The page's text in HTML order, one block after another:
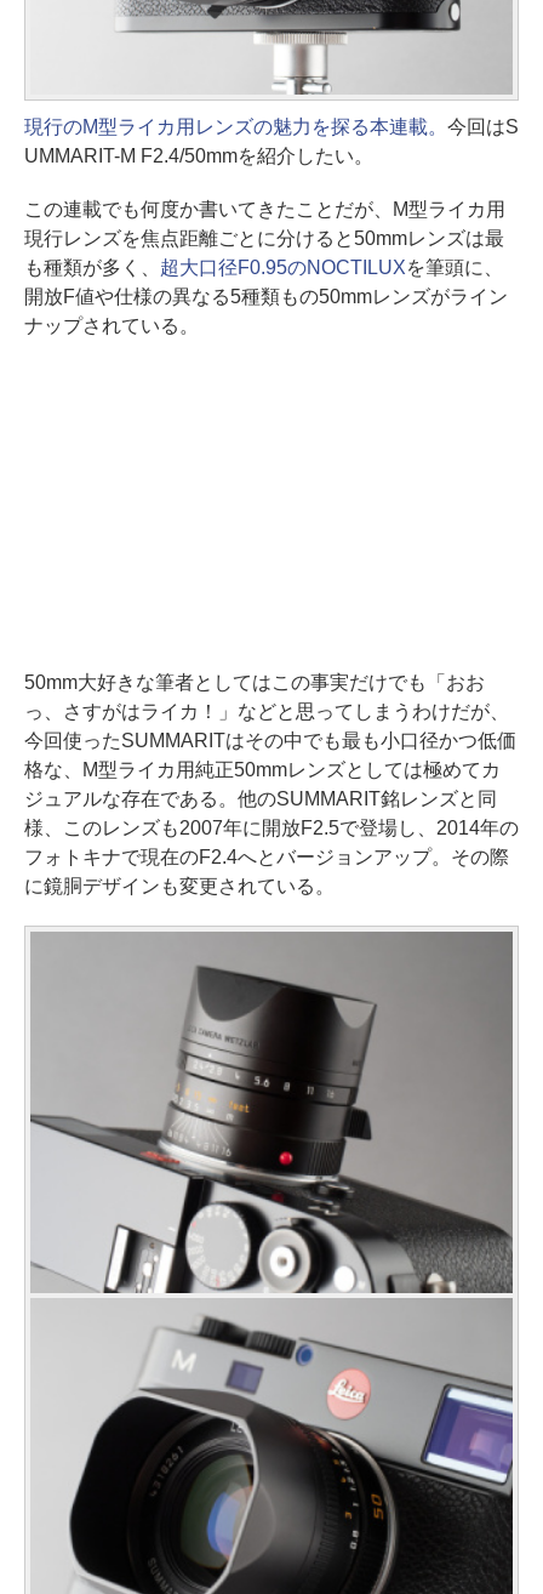
現行のM型ライカ用レンズの魅力を探る本連載。 今回はS
UMMARIT-M F2.4/50mmを紹介したい。
この連載でも何度か書いてきたことだが、M型ライカ用
現行レンズを焦点距離ごとに分けると50mmレンズは最
も種類が多く、 超大口径F0.95のNOCTILUXを筆頭に、
開放F値や仕様の異なる5種類もの50mmレンズがライン
ナップされている。
50mm大好きな筆者としてはこの事実だけでも「おお
っ、さすがはライカ！」などと思ってしまうわけだが、
今回使ったSUMMARITはその中でも最も小口径かつ低価
格な、M型ライカ用純正50mmレンズとしては極めてカ
ジュアルな存在である。他のSUMMARIT銘レンズと同
様、このレンズも2007年に開放F2.5で登場し、2014年の
フォトキナで現在のF2.4へとバージョンアップ。その際
に鏡胴デザインも変更されている。